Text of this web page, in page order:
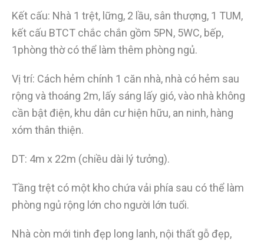
Kết cấu: Nhà 1 trệt, lững, 2 lầu, sân thượng, 1 TUM,
kết cấu BTCT chắc chắn gồm 5PN, 5WC, bếp,
1phòng thờ có thể làm thêm phòng ngủ.
Vị trí: Cách hẻm chính 1 căn nhà, nhà có hẻm sau
rộng và thoáng 2m, lấy sáng lấy gió, vào nhà không
cần bật điện, khu dân cư hiện hữu, an ninh, hàng
xóm thân thiện.
DT: 4m x 22m (chiều dài lý tưởng).
Tầng trệt có một kho chứa vải phía sau có thể làm
phòng ngủ rộng lớn cho người lớn tuổi.
Nhà còn mới tinh đẹp long lanh, nội thất gỗ đẹp,